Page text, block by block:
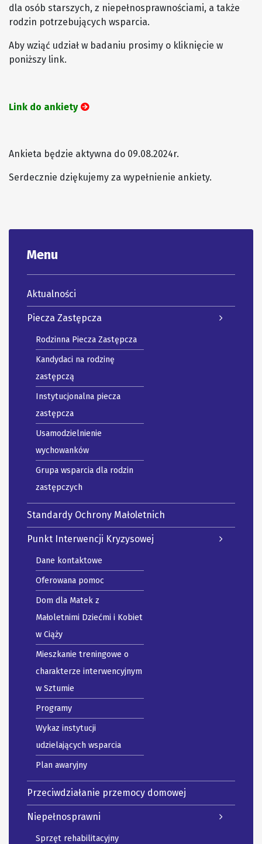
Menu
Aktualności
Piecza Zastępcza
Rodzinna Piecza Zastępcza
Kandydaci na rodzinę
zastępczą
Instytucjonalna piecza
zastępcza
Usamodzielnienie
wychowanków
Grupa wsparcia dla rodzin
zastępczych
Standardy Ochrony Małoletnich
Punkt Interwencji Kryzysowej
Dane kontaktowe
Oferowana pomoc
Dom dla Matek z
Małoletnimi Dziećmi i Kobiet
w Ciąży
Mieszkanie treningowe o
charakterze interwencyjnym
w Sztumie
Programy
Wykaz instytucji
udzielających wsparcia
Plan awaryjny
Przeciwdziałanie przemocy domowej
Niepełnosprawni
Sprzęt rehabilitacyjny
dla osób starszych, z niepełnosprawnościami, a także
rodzin potrzebujących wsparcia.
Aby wziąć udział w badaniu prosimy o kliknięcie w
poniższy link.
Link do ankiety
Ankieta będzie aktywna do 09.08.2024r.
Serdecznie dziękujemy za wypełnienie ankiety.